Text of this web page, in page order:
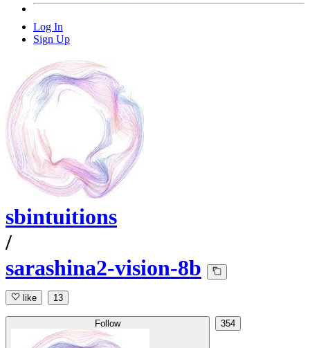
Log In
Sign Up
sbintuitions
/
sarashina2-vision-8b
like 13
Follow 354